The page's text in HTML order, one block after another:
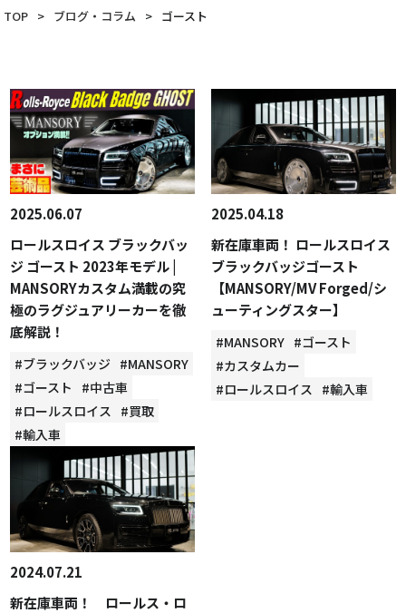
TOP > ブログ・コラム > ゴースト
2025.06.07
ロールスロイス ブラックバッ
ジ ゴースト 2023年モデル |
MANSORYカスタム満載の究
極のラグジュアリーカーを徹
底解説！
#ブラックバッジ #MANSORY
#ゴースト
#中古車
#ロールスロイス #買取
#輸入車
2025.04.18
新在庫車両！ ロールスロイス
ブラックバッジゴースト
【MANSORY/MV Forged/シ
ューティングスター】
#MANSORY #ゴースト
#カスタムカー
#ロールスロイス #輸入車
2024.07.21
新在庫車両！ ロールス・ロ